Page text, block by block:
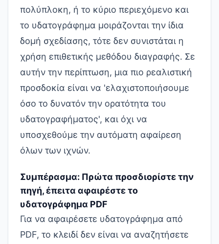
πολύπλοκη, ή το κύριο περιεχόμενο και
το υδατογράφημα μοιράζονται την ίδια
δομή σχεδίασης, τότε δεν συνιστάται η
χρήση επιθετικής μεθόδου διαγραφής. Σε
αυτήν την περίπτωση, μια πιο ρεαλιστική
προσδοκία είναι να 'ελαχιστοποιήσουμε
όσο το δυνατόν την ορατότητα του
υδατογραφήματος', και όχι να
υποσχεθούμε την αυτόματη αφαίρεση
όλων των ιχνών.
Συμπέρασμα: Πρώτα προσδιορίστε την
πηγή, έπειτα αφαιρέστε το
υδατογράφημα PDF
Για να αφαιρέσετε υδατογράφημα από
PDF, το κλειδί δεν είναι να αναζητήσετε